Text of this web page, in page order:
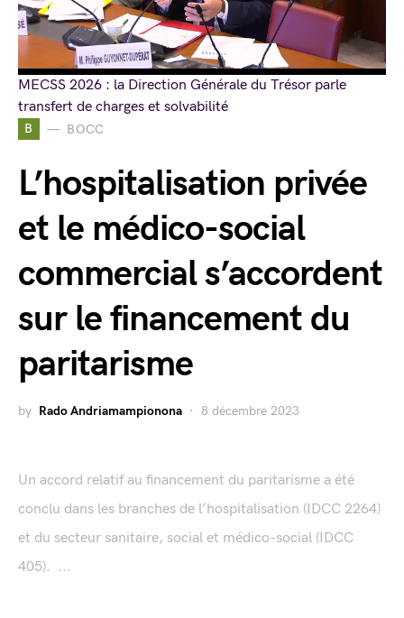
B BOCC
L’hospitalisation privée
et le médico-social
commercial s’accordent
sur le financement du
paritarisme
by Rado Andriamampionona 8 décembre 2023
Un accord relatif au financement du paritarisme a été
conclu dans les branches de l’hospitalisation (IDCC 2264)
et du secteur sanitaire, social et médico-social (IDCC
405). ...
MECSS 2026 : la Direction Générale du Trésor parle
transfert de charges et solvabilité